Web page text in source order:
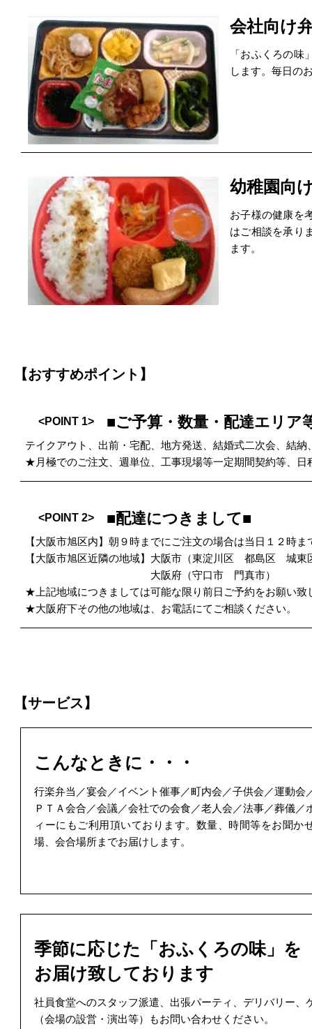
会社向け
「おふくろの
します。毎日の
幼稚園向
お子様の健康を
はご相談を承り
ます。
【おすすめポイント】
<POINT 1> ■ご予算・数量・配達エリア
テイクアウト、出前・宅配、地方発送、結婚式二次会、結納
★月極でのご注文、週単位、工事現場等一定期間契約等、日
<POINT 2> ■配達につきまして■
【大阪市旭区内】朝９時までにご注文の場合は当日１２時
【大阪市旭区近隣の地域】大阪市（東淀川区 都島区 城
大阪府（守口市 門真市）
★上記地域につきましては可能な限り前日ご予約をお願い致
★大阪府下その他の地域は、お電話にてご相談ください。
【サービス】
こんなときに・・・
行楽弁当／宴会／イベント催事／町内会／子供会／運動会
ＰＴＡ会合／会議／会社での会食／老人会／法事／葬儀／
ィーにもご利用頂いております。数量、時間等をお聞か
場、会合場所までお届けします。
季節に応じた「おふくろの味」を
お届け致しております
社員食堂へのスタッフ派遣、出張パーティ、デリバリー、
（会場の設営・演出等）もお問い合わせください。